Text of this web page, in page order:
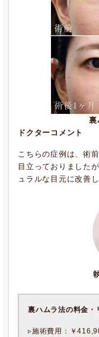
裏
ドクターコメント
こちらの症例は、術
目立っておりました
ュラルな目元に改善
裏ハムラ法の料金・
▹施術費用：￥